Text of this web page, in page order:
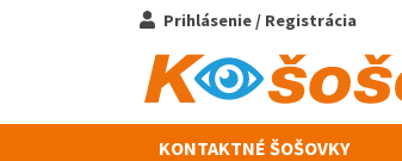
Prihlásenie / Registrácia
KONTAKTNÉ ŠOŠOVKY